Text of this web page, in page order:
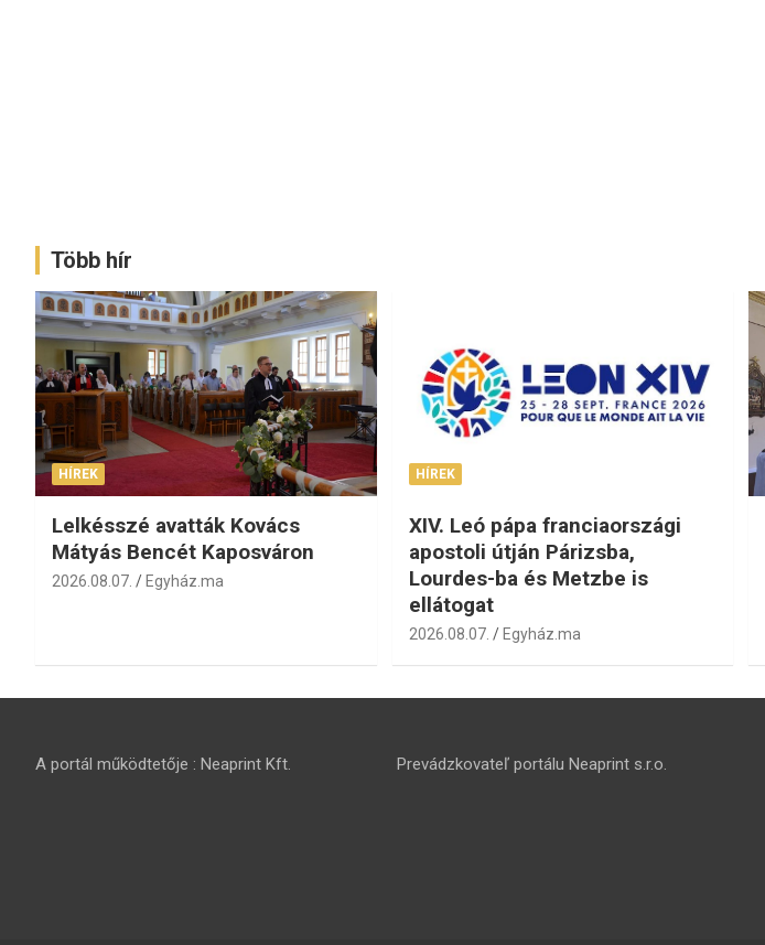
Több hír
HÍREK
Lelkésszé avatták Kovács
Mátyás Bencét Kaposváron
2026.08.07. Egyház.ma
HÍREK
XIV. Leó pápa franciaországi
apostoli útján Párizsba,
Lourdes-ba és Metzbe is
ellátogat
2026.08.07. Egyház.ma
A portál működtetője : Neaprint Kft. Prevádzkovateľ portálu Neaprint s.r.o.